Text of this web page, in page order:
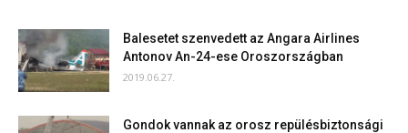
Balesetet szenvedett az Angara Airlines
Antonov An-24-ese Oroszországban
2019.06.27.
Gondok vannak az orosz repülésbiztonsági